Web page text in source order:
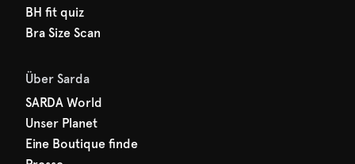
BH fit quiz
Bra Size Scan
Über Sarda
SARDA World
Unser Planet
Eine Boutique finde